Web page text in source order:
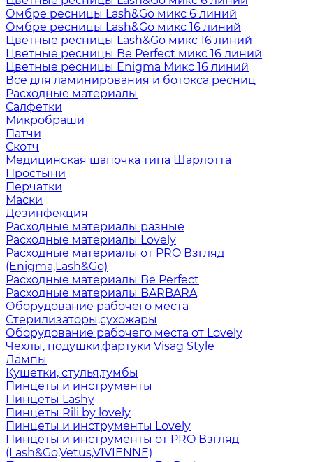
Омбре ресницы Lash&Go микс 6 линий
Омбре ресницы Lash&Go микс 16 линий
Цветные ресницы Lash&Go микс 16 линий
Цветные ресницы Be Perfect микс 16 линий
Цветные ресницы Enigma Микс 16 линий
Все для ламинирования и ботокса ресниц
Расходные материалы
Салфетки
Микробраши
Патчи
Скотч
Медицинская шапочка типа Шарлотта
Простыни
Перчатки
Маски
Дезинфекция
Расходные материалы разные
Расходные материалы Lovely
Расходные материалы от PRO Взгляд
(Enigma,Lash&Go)
Расходные материалы Be Perfect
Расходные материалы BARBARA
Оборудование рабочего места
Стерилизаторы,сухожары
Оборудование рабочего места от Lovely
Чехлы, подушки,фартуки Visag Style
Лампы
Кушетки, стулья,тумбы
Пинцеты и инструменты
Пинцеты Lashy
Пинцеты Rili by lovely
Пинцеты и инструменты Lovely
Пинцеты и инструменты от PRO Взгляд
(Lash&Go,Vetus,VIVIENNE)